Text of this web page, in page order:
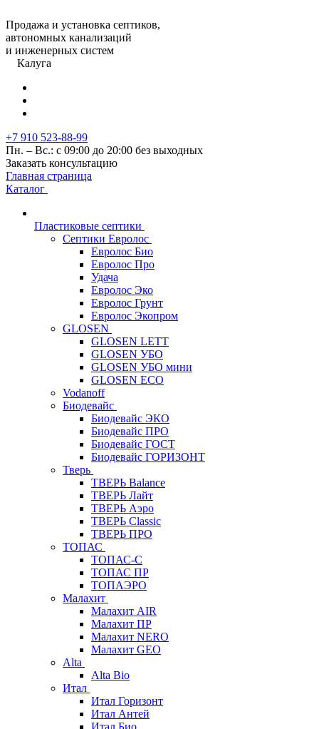
Продажа и установка септиков,
автономных канализаций
и инженерных систем
Калуга
+7 910 523-88-99
Пн. – Вс.: с 09:00 до 20:00 без выходных
Заказать консультацию
Главная страница
Каталог
Пластиковые септики
Септики Евролос
Евролос Био
Евролос Про
Удача
Евролос Эко
Евролос Грунт
Евролос Экопром
GLOSEN
GLOSEN LETT
GLOSEN УБО
GLOSEN УБО мини
GLOSEN ECO
Vodanoff
Биодевайс
Биодевайс ЭКО
Биодевайс ПРО
Биодевайс ГОСТ
Биодевайс ГОРИЗОНТ
Тверь
ТВЕРЬ Balance
ТВЕРЬ Лайт
ТВЕРЬ Аэро
ТВЕРЬ Classic
ТВЕРЬ ПРО
ТОПАС
ТОПАС-С
ТОПАС ПР
ТОПАЭРО
Малахит
Малахит AIR
Малахит ПР
Малахит NERO
Малахит GEO
Alta
Alta Bio
Итал
Итал Горизонт
Итал Антей
Итал Био